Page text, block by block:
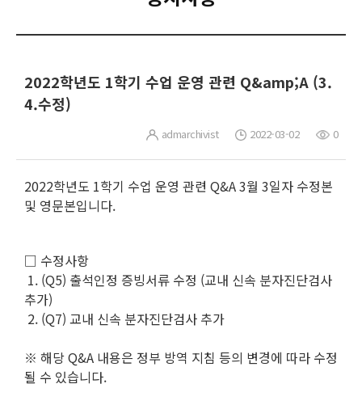
2022학년도 1학기 수업 운영 관련 Q&amp;A (3.
4.수정)
admarchivist 2022-03-02 0
2022학년도 1학기 수업 운영 관련 Q&A 3월 3일자 수정본
및 영문본입니다.
□ 수정사항
1. (Q5) 출석인정 증빙서류 수정 (교내 신속 분자진단검사
추가)
2. (Q7) 교내 신속 분자진단검사 추가
※ 해당 Q&A 내용은 정부 방역 지침 등의 변경에 따라 수정
될 수 있습니다.